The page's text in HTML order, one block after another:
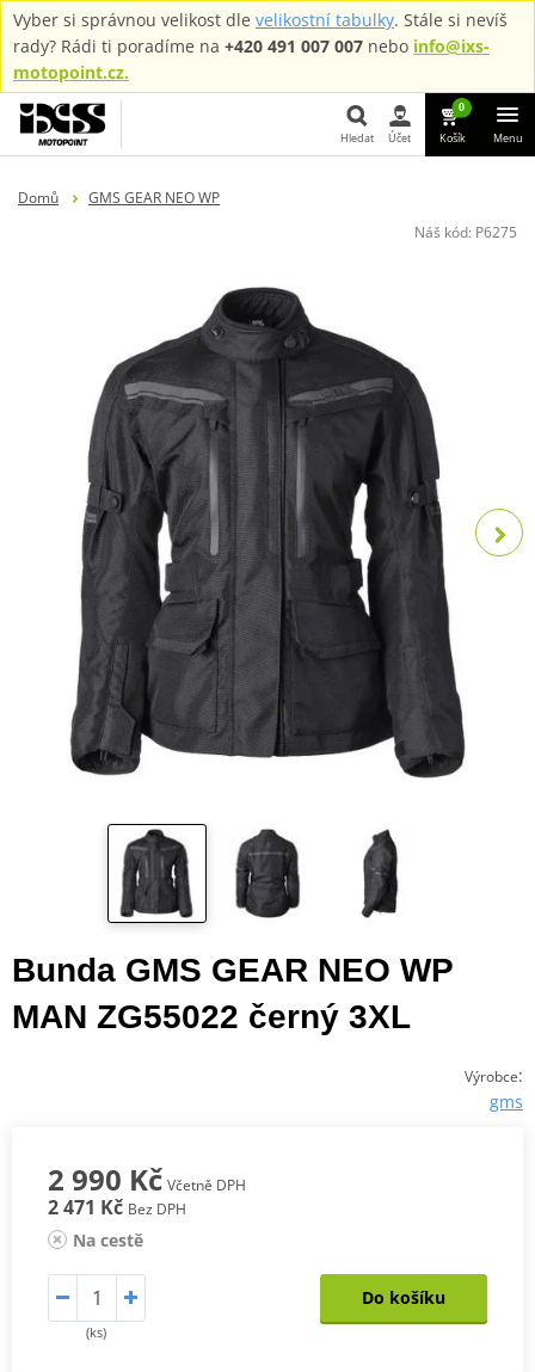
Vyber si správnou velikost dle velikostní tabulky. Stále si nevíš
rady? Rádi ti poradíme na +420 491 007 007 nebo info@ixs-
motopoint.cz.
Hledat Účet
0
Košík Menu
Domů
GMS GEAR NEO WP
Náš kód: P6275
Bunda GMS GEAR NEO WP
MAN ZG55022 černý 3XL
Výrobce:
gms
2 990 Kč Včetně DPH
2 471 Kč Bez DPH
Na cestě
(ks)
Do košíku